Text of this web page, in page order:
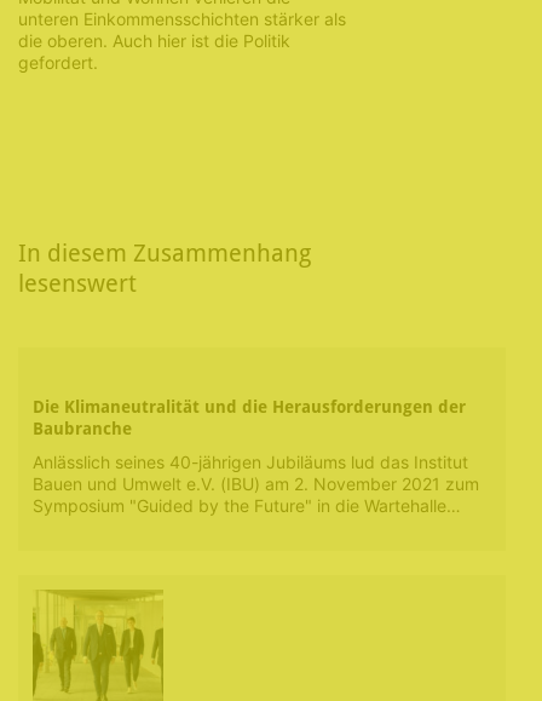
unteren Einkommensschichten stärker als
die oberen. Auch hier ist die Politik
gefordert.
In diesem Zusammenhang
lesenswert
Die Klimaneutralität und die Herausforderungen der
Baubranche
Anlässlich seines 40-jährigen Jubiläums lud das Institut
Bauen und Umwelt e.V. (IBU) am 2. November 2021 zum
Symposium "Guided by the Future" in die Wartehalle…